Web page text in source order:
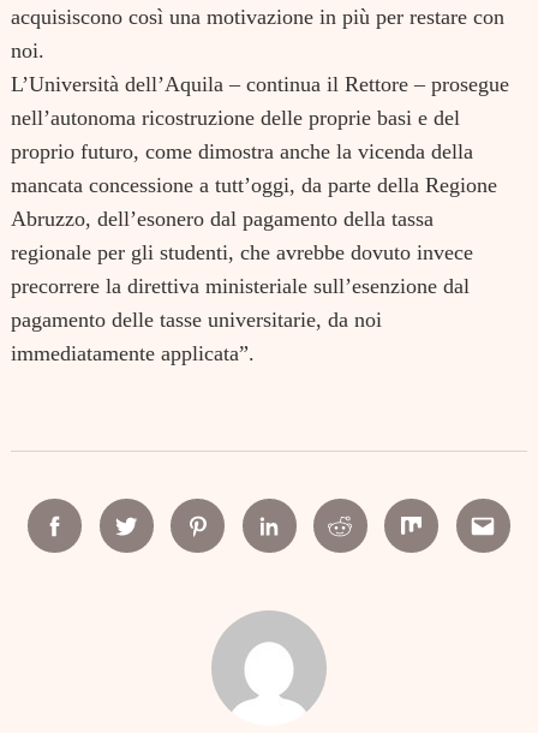
acquisiscono così una motivazione in più per restare con
noi.
L’Università dell’Aquila – continua il Rettore – prosegue
nell’autonoma ricostruzione delle proprie basi e del
proprio futuro, come dimostra anche la vicenda della
mancata concessione a tutt’oggi, da parte della Regione
Abruzzo, dell’esonero dal pagamento della tassa
regionale per gli studenti, che avrebbe dovuto invece
precorrere la direttiva ministeriale sull’esenzione dal
pagamento delle tasse universitarie, da noi
immediatamente applicata”.
FacebookTwitter PinterestLinkedinReddit Mix Email